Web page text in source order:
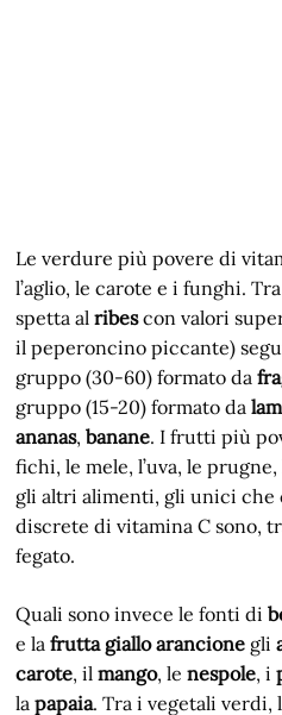
Le verdure più povere di
l’aglio, le carote e i funghi.
spetta alribescon valori
il peperoncino piccante)
gruppo (30-60) formato da
gruppo (15-20) formato da
ananas,banane. I frutti più
fichi, le mele, l’uva, le
gli altri alimenti, gli unici che
discrete di vitamina C sono,
fegato.
Quali sono invece le fonti di
e lafrutta giallo arancione gli
carote, ilmango, lenespole, i
lapapaia. Tra i vegetali verdi,